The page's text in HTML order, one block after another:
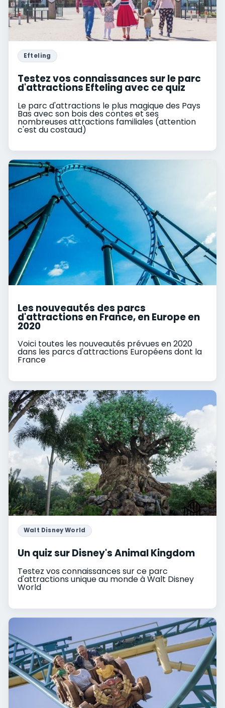
Efteling
Testez vos connaissances sur le parc
d'attractions Efteling avec ce quiz
Le parc d'attractions le plus magique des Pays
Bas avec son bois des contes et ses
nombreuses attractions familiales (attention
c'est du costaud)
Les nouveautés des parcs
d'attractions en France, en Europe en
2020
Voici toutes les nouveautés prévues en 2020
dans les parcs d'attractions Européens dont la
France
Walt Disney World
Un quiz sur Disney's Animal Kingdom
Testez vos connaissances sur ce parc
d'attractions unique au monde à Walt Disney
World